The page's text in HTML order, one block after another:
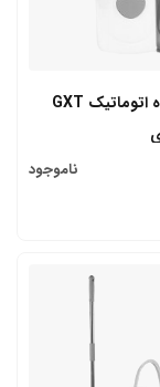
خوشبوکننده اتوماتیک GXT
ناموجود